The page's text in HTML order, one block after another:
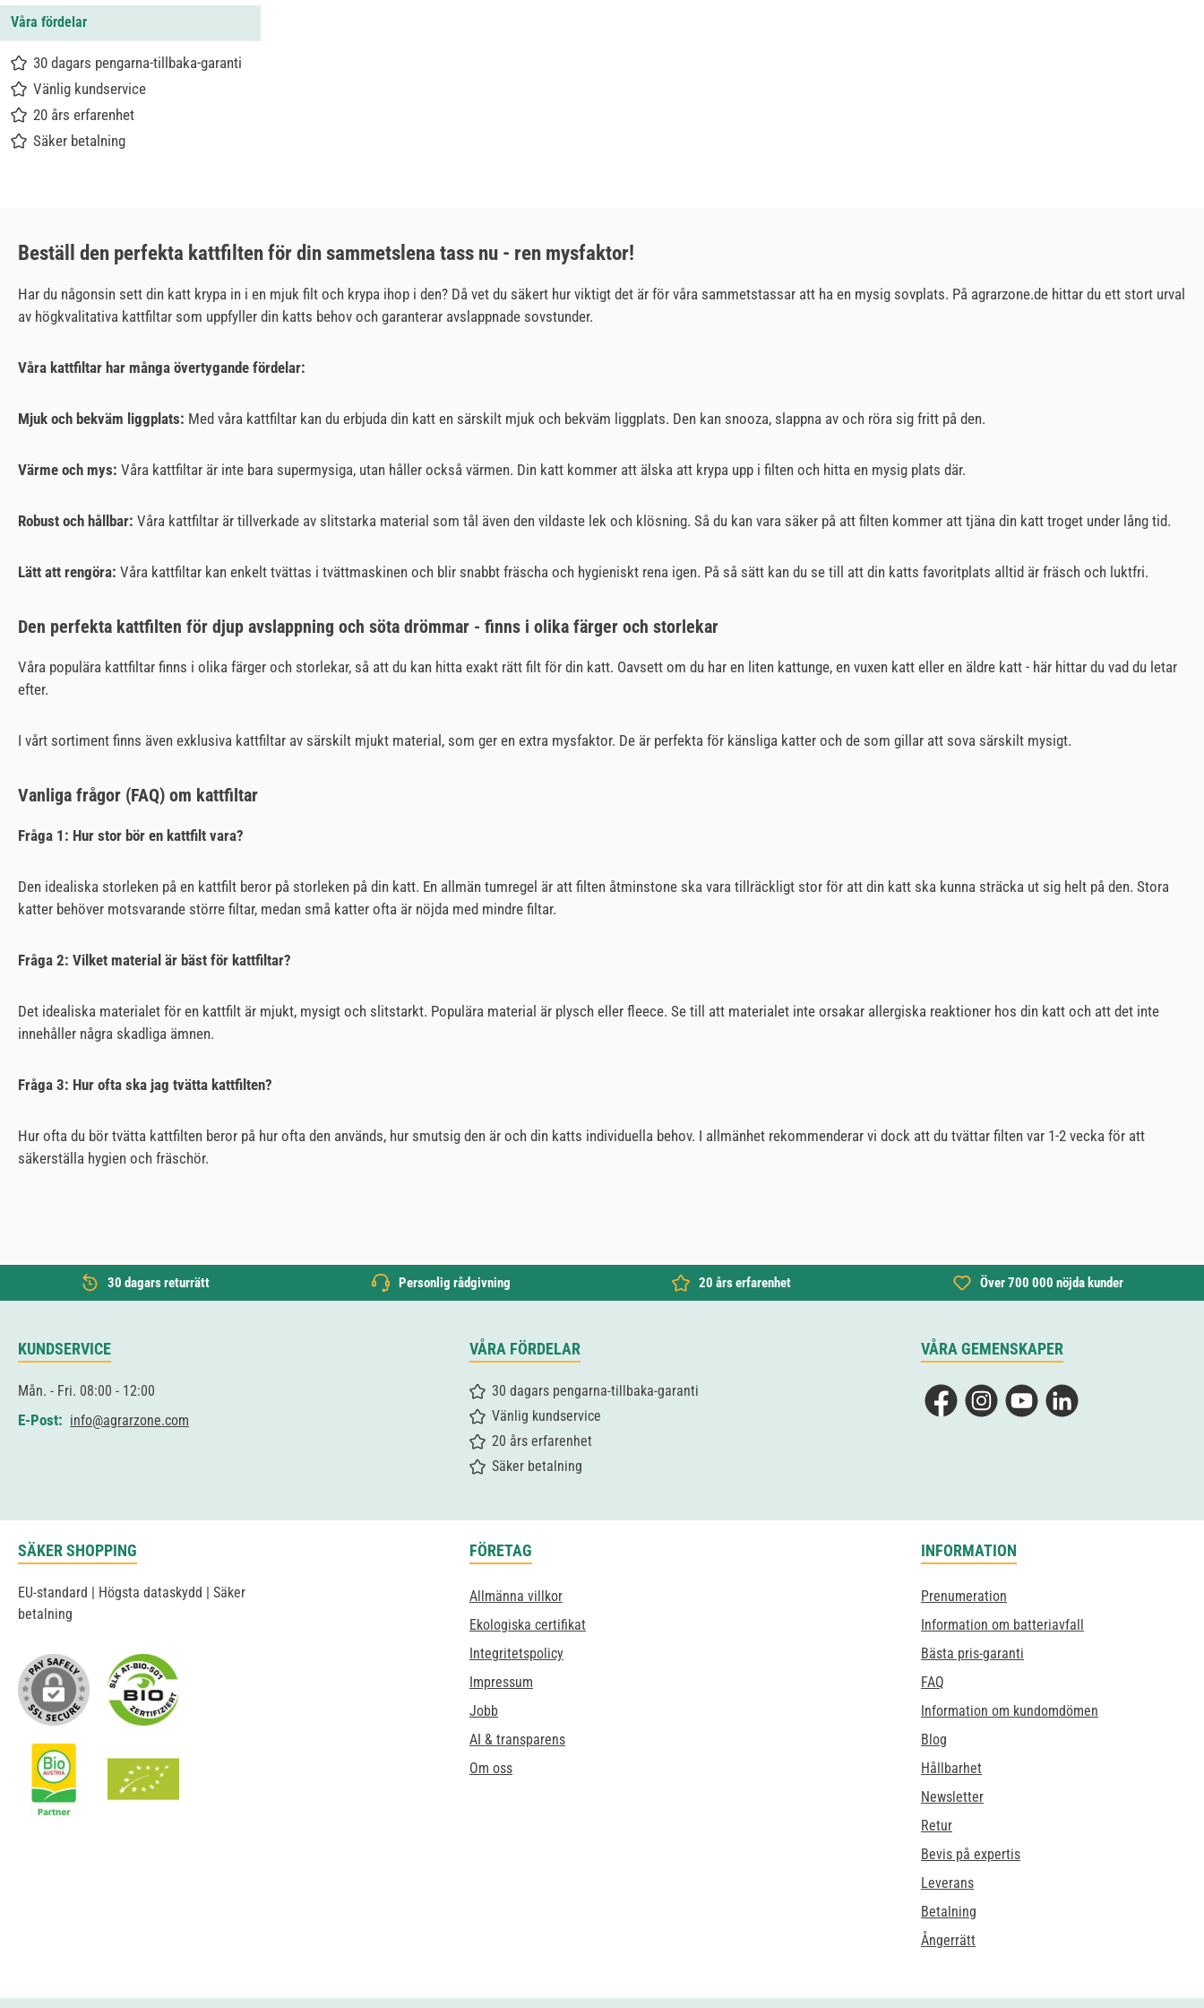
Våra fördelar
30 dagars pengarna-tillbaka-garanti
Vänlig kundservice
20 års erfarenhet
Säker betalning
Beställ den perfekta kattfilten för din sammetslena tass nu - ren mysfaktor!
Har du någonsin sett din katt krypa in i en mjuk filt och krypa ihop i den? Då vet du säkert hur viktigt det är för våra sammetstassar att ha en mysig sovplats. På agrarzone.de hittar du ett stort urval
av högkvalitativa kattfiltar som uppfyller din katts behov och garanterar avslappnade sovstunder.
Våra kattfiltar har många övertygande fördelar:
Mjuk och bekväm liggplats: Med våra kattfiltar kan du erbjuda din katt en särskilt mjuk och bekväm liggplats. Den kan snooza, slappna av och röra sig fritt på den.
Värme och mys: Våra kattfiltar är inte bara supermysiga, utan håller också värmen. Din katt kommer att älska att krypa upp i filten och hitta en mysig plats där.
Robust och hållbar: Våra kattfiltar är tillverkade av slitstarka material som tål även den vildaste lek och klösning. Så du kan vara säker på att filten kommer att tjäna din katt troget under lång tid.
Lätt att rengöra: Våra kattfiltar kan enkelt tvättas i tvättmaskinen och blir snabbt fräscha och hygieniskt rena igen. På så sätt kan du se till att din katts favoritplats alltid är fräsch och luktfri.
Den perfekta kattfilten för djup avslappning och söta drömmar - finns i olika färger och storlekar
Våra populära kattfiltar finns i olika färger och storlekar, så att du kan hitta exakt rätt filt för din katt. Oavsett om du har en liten kattunge, en vuxen katt eller en äldre katt - här hittar du vad du letar
efter.
I vårt sortiment finns även exklusiva kattfiltar av särskilt mjukt material, som ger en extra mysfaktor. De är perfekta för känsliga katter och de som gillar att sova särskilt mysigt.
Vanliga frågor (FAQ) om kattfiltar
Fråga 1: Hur stor bör en kattfilt vara?
Den idealiska storleken på en kattfilt beror på storleken på din katt. En allmän tumregel är att filten åtminstone ska vara tillräckligt stor för att din katt ska kunna sträcka ut sig helt på den. Stora
katter behöver motsvarande större filtar, medan små katter ofta är nöjda med mindre filtar.
Fråga 2: Vilket material är bäst för kattfiltar?
Det idealiska materialet för en kattfilt är mjukt, mysigt och slitstarkt. Populära material är plysch eller fleece. Se till att materialet inte orsakar allergiska reaktioner hos din katt och att det inte
innehåller några skadliga ämnen.
Fråga 3: Hur ofta ska jag tvätta kattfilten?
Hur ofta du bör tvätta kattfilten beror på hur ofta den används, hur smutsig den är och din katts individuella behov. I allmänhet rekommenderar vi dock att du tvättar filten var 1-2 vecka för att
säkerställa hygien och fräschör.
30 dagars returrätt Personlig rådgivning 20 års erfarenhet Över 700 000 nöjda kunder
KUNDSERVICE
Mån. - Fri. 08:00 - 12:00
E-Post: info@agrarzone.com
VÅRA FÖRDELAR
30 dagars pengarna-tillbaka-garanti
Vänlig kundservice
20 års erfarenhet
Säker betalning
VÅRA GEMENSKAPER
FacebookInstagramYouTubeLinkedIn
SÄKER SHOPPING
EU-standard | Högsta dataskydd | Säker
betalning
FÖRETAG
Allmänna villkor
Ekologiska certifikat
Integritetspolicy
Impressum
Jobb
AI & transparens
Om oss
INFORMATION
Prenumeration
Information om batteriavfall
Bästa pris-garanti
FAQ
Information om kundomdömen
Blog
Hållbarhet
Newsletter
Retur
Bevis på expertis
Leverans
Betalning
Ångerrätt